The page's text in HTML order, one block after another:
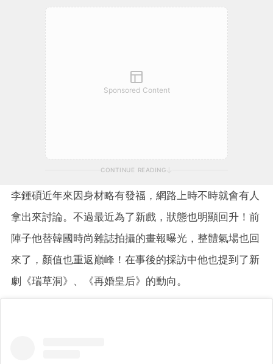
Sponsored Content
CONTINUE READING
李鍾碩近年來因身材略有發福，網路上時不時就會有人
拿出來討論。不過最近為了新戲，狀態也明顯回升！前
陣子他替韓國時尚雜誌拍攝的畫報曝光，整體氣場也回
來了，顏值也重返巔峰！在事後的採訪中他也提到了新
劇《瑞草洞》、《再婚皇后》的動向。